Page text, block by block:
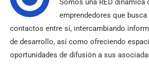
Somos una RED dinámica
emprendedores que
contactos entre sí, intercambiando
de desarrollo, así como ofreciendo
oportunidades de difusión a sus